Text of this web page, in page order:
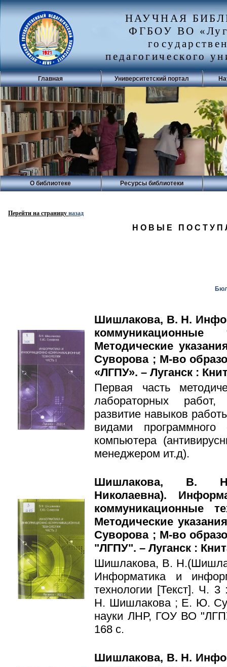
НАУЧНАЯ
ФГБОУ ВО
педагогического
Главная Университетский портал
О библиотеке Ресурсы библиотеки
Перейти на страницу назад
НОВЫЕ
Шишлакова, В. Н.
Методические
Суворова ; М-во
«ЛГПУ». – Луганск :
Первая часть
лабораторных
развитие навыков
видами программного
компьютера
менеджером ит.д).
Шишлакова, В.
Николаевна).
коммуникационные
Методические
Суворова ; М-во
"ЛГПУ". – Луганск :
Шишлакова, В.
Информатика и
технологии [Текст]. Ч.
Н. Шишлакова ; Е. Ю.
науки ЛНР, ГОУ ВО
168 с.
Шишлакова, В. Н.